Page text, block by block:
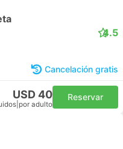
4.5
Cancelación gratis
USD 40
por adulto
Reservar